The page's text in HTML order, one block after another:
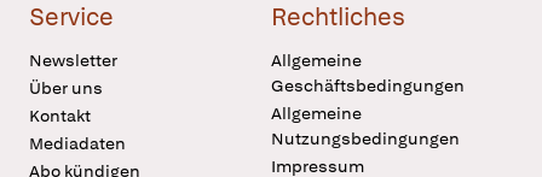
Service
Newsletter
Über uns
Kontakt
Mediadaten
Abo kündigen
Rechtliches
Allgemeine
Geschäftsbedingungen
Allgemeine
Nutzungsbedingungen
Impressum